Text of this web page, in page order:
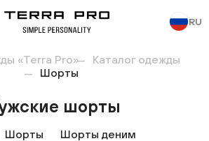
RU
«Terra Pro»
Каталог одежды
Шорты
шорты
Шорты Шорты деним